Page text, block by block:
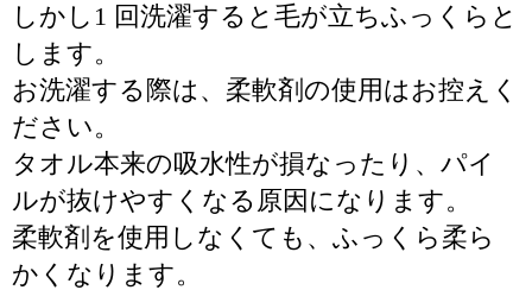
しかし1 回洗濯すると毛が立ちふっくらと
します。
お洗濯する際は、柔軟剤の使用はお控えく
ださい。
タオル本来の吸水性が損なったり、パイ
ルが抜けやすくなる原因になります。
柔軟剤を使用しなくても、ふっくら柔ら
かくなります。